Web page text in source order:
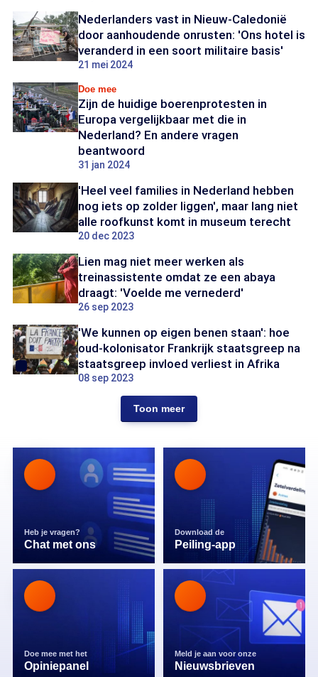
Nederlanders vast in Nieuw-Caledonië
door aanhoudende onrusten: 'Ons hotel is
veranderd in een soort militaire basis'
21 mei 2024
Doe mee
Zijn de huidige boerenprotesten in
Europa vergelijkbaar met die in
Nederland? En andere vragen
beantwoord
31 jan 2024
'Heel veel families in Nederland hebben
nog iets op zolder liggen', maar lang niet
alle roofkunst komt in museum terecht
20 dec 2023
Lien mag niet meer werken als
treinassistente omdat ze een abaya
draagt: 'Voelde me vernederd'
26 sep 2023
'We kunnen op eigen benen staan': hoe
oud-kolonisator Frankrijk staatsgreep na
staatsgreep invloed verliest in Afrika
08 sep 2023
Toon meer
Heb je vragen?
Chat met ons
Download de
Peiling-app
Doe mee met het
Opiniepanel
Meld je aan voor onze
Nieuwsbrieven